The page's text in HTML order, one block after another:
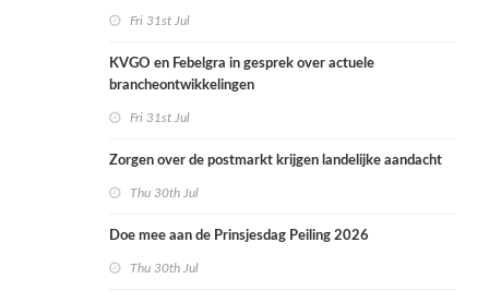
Fri 31st Jul
KVGO en Febelgra in gesprek over actuele
brancheontwikkelingen
Fri 31st Jul
Zorgen over de postmarkt krijgen landelijke aandacht
Thu 30th Jul
Doe mee aan de Prinsjesdag Peiling 2026
Thu 30th Jul